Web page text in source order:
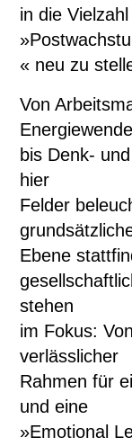
in die
« neu zu
Von
Energiewende
bis Denk-
hier
Felder
Ebene
stehen
im Fokus:
verlässlicher
Rahmen für
und eine
»Emotional